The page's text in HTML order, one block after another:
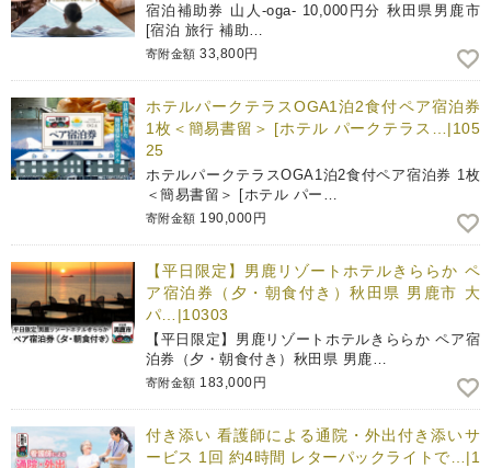
宿泊補助券 山人-oga- 10,000円分 秋田県男鹿市
[宿泊 旅行 補助…
寄附金額 33,800円
ホテルパークテラスOGA1泊2食付ペア宿泊券
1枚＜簡易書留＞ [ホテル パークテラス…|105
25
ホテルパークテラスOGA1泊2食付ペア宿泊券 1枚
＜簡易書留＞ [ホテル パー…
寄附金額 190,000円
【平日限定】男鹿リゾートホテルきららか ペ
ア宿泊券（夕・朝食付き）秋田県 男鹿市 大
パ…|10303
【平日限定】男鹿リゾートホテルきららか ペア宿
泊券（夕・朝食付き）秋田県 男鹿…
寄附金額 183,000円
付き添い 看護師による通院・外出付き添いサ
ービス 1回 約4時間 レターパックライトで…|1